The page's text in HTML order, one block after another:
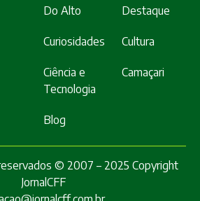
Do Alto Destaque
Curiosidades Cultura
Ciência e
Tecnologia
Camaçari
Blog
© 2007 – 2025 Copyright
JornalCFF